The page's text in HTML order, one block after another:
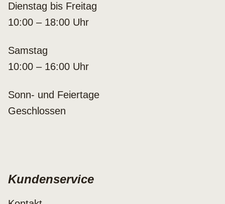
Dienstag bis Freitag
10:00 – 18:00 Uhr
Samstag
10:00 – 16:00 Uhr
Sonn- und Feiertage
Geschlossen
Kundenservice